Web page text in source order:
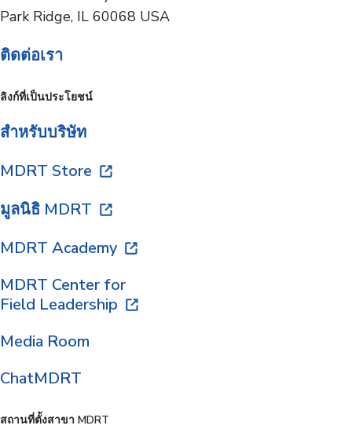
Park Ridge, IL 60068 USA
ติดต่อเรา
ลิงก์ที่เป็นประโยชน์
สำหรับบริษัท
MDRT Store
มูลนิธิ MDRT
MDRT Academy
MDRT Center for
Field Leadership
Media Room
ChatMDRT
สถานที่ตั้งสาขา MDRT